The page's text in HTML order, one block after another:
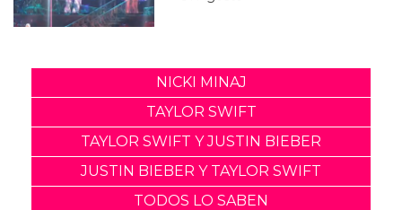
NICKI MINAJ
TAYLOR SWIFT
TAYLOR SWIFT Y JUSTIN BIEBER
JUSTIN BIEBER Y TAYLOR SWIFT
TODOS LO SABEN